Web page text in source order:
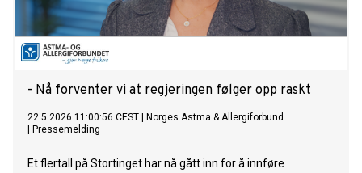
- Nå forventer vi at regjeringen følger opp raskt
22.5.2026 11:00:56 CEST
Norges Astma & Allergiforbund
Pressemelding
Et flertall på Stortinget har nå gått inn for å innføre